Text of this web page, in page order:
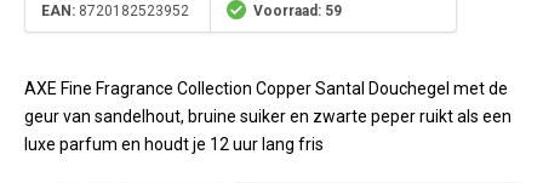
EAN: 8720182523952 Voorraad: 59
AXE Fine Fragrance Collection Copper Santal Douchegel met de
geur van sandelhout, bruine suiker en zwarte peper ruikt als een
luxe parfum en houdt je 12 uur lang fris